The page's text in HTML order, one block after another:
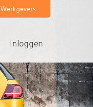
Inloggen
Werkgevers